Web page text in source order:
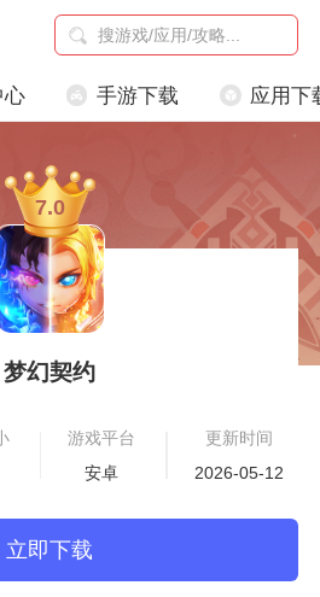
心 手游下载 应用下
梦幻契约
7.0
游戏平台
安卓
更新时间
2026-05-12
立即下载